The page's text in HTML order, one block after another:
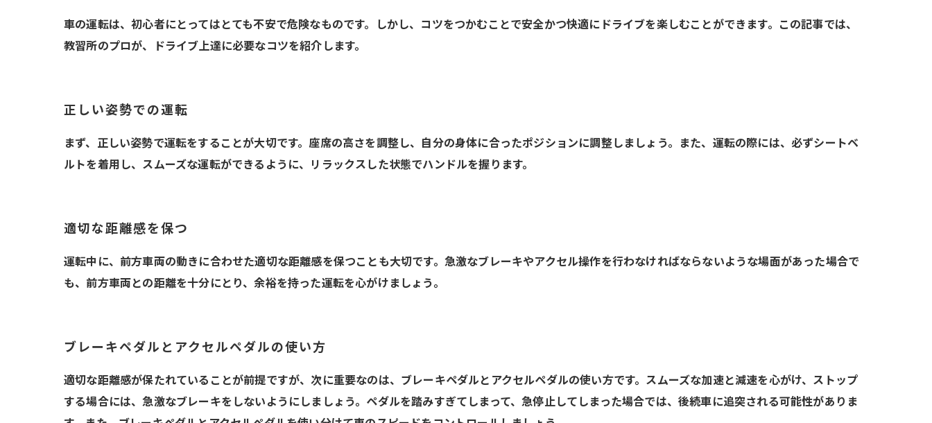
車の運転は、初心者にとってはとても不安で危険なものです。しかし、コツをつかむことで安全かつ快適にドライブを楽しむことができます。この記事では、
教習所のプロが、ドライブ上達に必要なコツを紹介します。
正しい姿勢での運転
まず、正しい姿勢で運転をすることが大切です。座席の高さを調整し、自分の身体に合ったポジションに調整しましょう。また、運転の際には、必ずシートベ
ルトを着用し、スムーズな運転ができるように、リラックスした状態でハンドルを握ります。
適切な距離感を保つ
運転中に、前方車両の動きに合わせた適切な距離感を保つことも大切です。急激なブレーキやアクセル操作を行わなければならないような場面があった場合で
も、前方車両との距離を十分にとり、余裕を持った運転を心がけましょう。
ブレーキペダルとアクセルペダルの使い方
適切な距離感が保たれていることが前提ですが、次に重要なのは、ブレーキペダルとアクセルペダルの使い方です。スムーズな加速と減速を心がけ、ストップ
する場合には、急激なブレーキをしないようにしましょう。ペダルを踏みすぎてしまって、急停止してしまった場合では、後続車に追突される可能性がありま